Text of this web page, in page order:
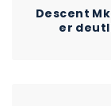
Descent
er